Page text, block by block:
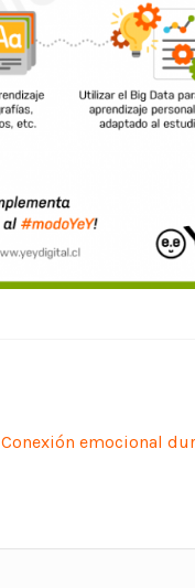
Siguiente:
Conexión emocional